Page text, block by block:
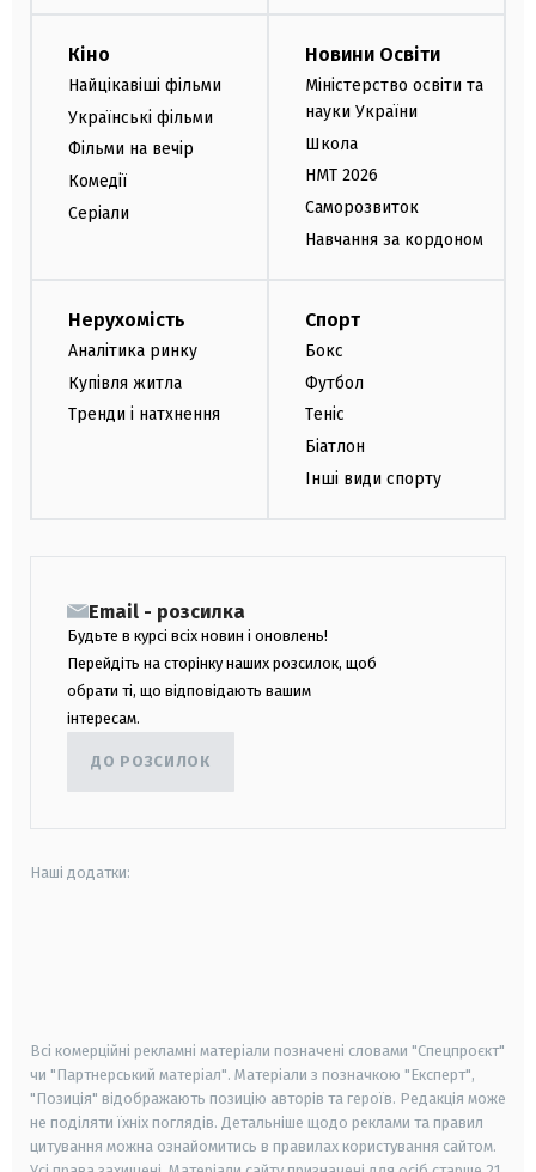
Кіно
Найцікавіші фільми
Українські фільми
Фільми на вечір
Комедії
Серіали
Новини Освіти
Міністерство освіти та
науки України
Школа
НМТ 2026
Саморозвиток
Навчання за кордоном
Нерухомість
Аналітика ринку
Купівля житла
Тренди і натхнення
Спорт
Бокс
Футбол
Теніс
Біатлон
Інші види спорту
Email - розсилка
Будьте в курсі всіх новин і оновлень!
Перейдіть на сторінку наших розсилок, щоб
обрати ті, що відповідають вашим
інтересам.
ДО РОЗСИЛОК
Наші додатки:
Всі комерційні рекламні матеріали позначені словами "Спецпроєкт"
чи "Партнерський матеріал". Матеріали з позначкою "Експерт",
"Позиція" відображають позицію авторів та героїв. Редакція може
не поділяти їхніх поглядів. Детальніше щодо реклами та правил
цитування можна ознайомитись в правилах користування сайтом.